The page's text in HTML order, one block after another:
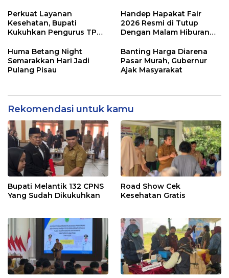
Perkuat Layanan
Kesehatan, Bupati
Kukuhkan Pengurus TP
Handep Hapakat Fair
2026 Resmi di Tutup
Dengan Malam Hiburan
Huma Betang Night
Semarakkan Hari Jadi
Pulang Pisau
Banting Harga Diarena
Pasar Murah, Gubernur
Ajak Masyarakat
Rekomendasi untuk kamu
Bupati Melantik 132 CPNS
Yang Sudah Dikukuhkan
Road Show Cek
Kesehatan Gratis